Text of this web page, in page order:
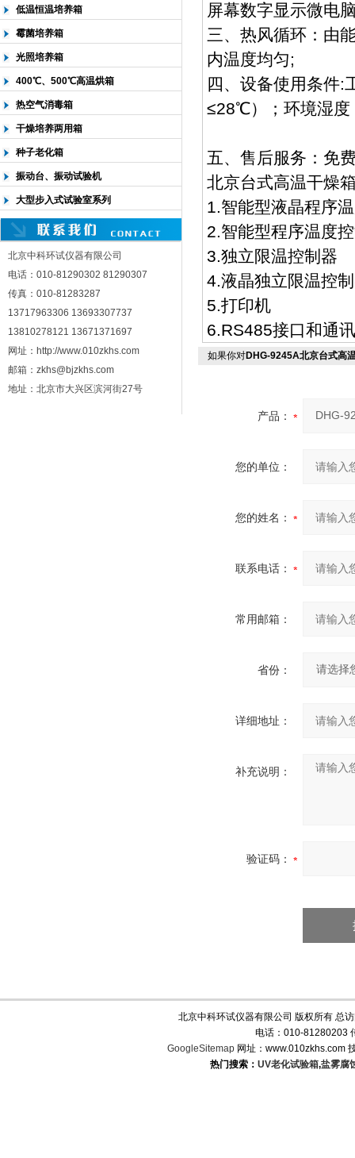
低温恒温培养箱
霉菌培养箱
光照培养箱
400℃、500℃高温烘箱
热空气消毒箱
干燥培养两用箱
种子老化箱
振动台、振动试验机
大型步入式试验室系列
北京中科环试仪器有限公司
电话：010-81290302 81290307
传真：010-81283287
13717963306 13693307737
13810278121 13671371697
网址：http://www.010zkhs.com
邮箱：zkhs@bjzkhs.com
地址：北京市大兴区滨河街27号
屏幕数字显示微电
三、热风循环：由
内温度均匀;
四、设备使用条件
≤28℃）；环境湿度
五、售后服务：免
北京台式高温干燥
1.智能型液晶程序
2.智能型程序温度
3.独立限温控制器
4.液晶独立限温控
5.打印机
6.RS485接口和通
如果你对DHG-9245A北京台式高
产品：
您的单位：
您的姓名：
联系电话：
常用邮箱：
省份：
详细地址：
补充说明：
验证码：
北京中科环试仪器有限公司 版权所有 总
电话：010-81280203
GoogleSitemap 网址：www.010zkhs.com
热门搜索： UV老化试验箱,盐雾腐